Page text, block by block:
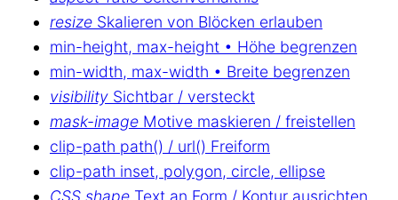
resize Skalieren von Blöcken erlauben
min-height, max-height • Höhe begrenzen
min-width, max-width • Breite begrenzen
visibility Sichtbar / versteckt
mask-image Motive maskieren / freistellen
clip-path path() / url() Freiform
clip-path inset, polygon, circle, ellipse